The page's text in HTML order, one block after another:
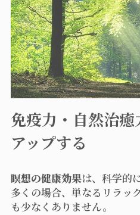
免疫力・自然治癒
アップする
瞑想の健康効果は、科学的
多くの場合、単なるリラッ
も少なくありません。